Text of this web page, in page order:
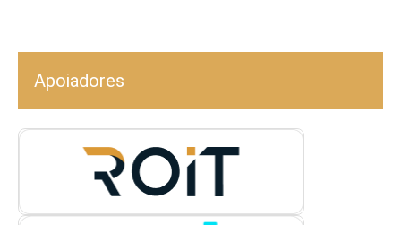
Apoiadores